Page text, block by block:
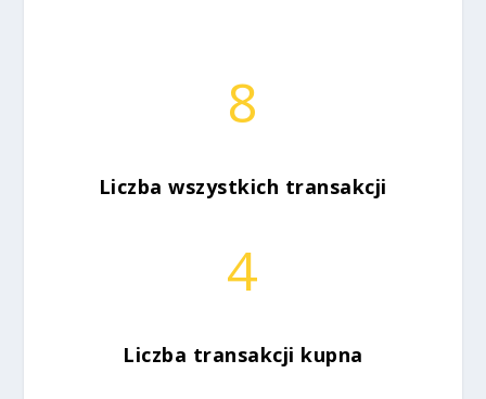
8
Liczba wszystkich transakcji
4
Liczba transakcji kupna